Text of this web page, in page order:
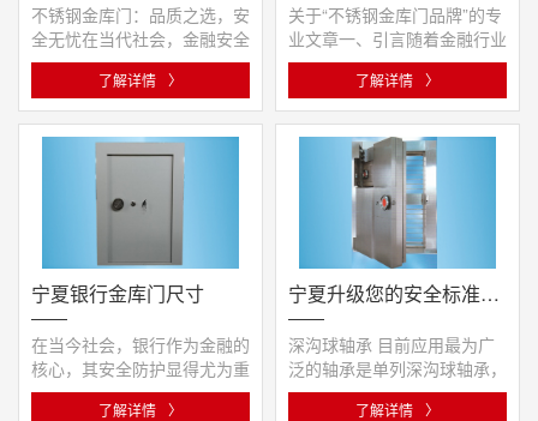
不锈钢金库门：品质之选，安
全无忧在当代社会，金融安全
已成为企业和个人所关注的重
了解详情 〉
关于“不锈钢金库门品牌”的专
业文章一、引言随着金融行业
的发展和科技水平的提高，金
了解详情 〉
宁夏银行金库门尺寸
在当今社会，银行作为金融的
核心，其安全防护显得尤为重
要。这其中，金库门的尺寸设
了解详情 〉
宁夏升级您的安全标准：银行金库门禁解决方案
深沟球轴承 目前应用最为广
泛的轴承是单列深沟球轴承，
由二个淬火钢套圈、钢球和保
了解详情 〉